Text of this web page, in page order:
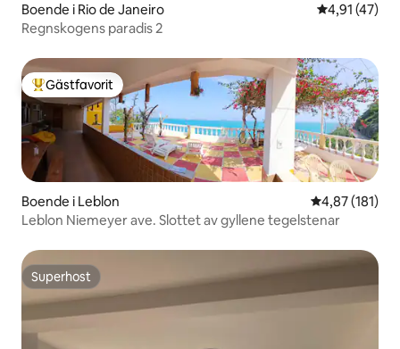
Boende i Rio de Janeiro 4,91 av 5 i
4,91 (47)
Regnskogens paradis 2
Populär gästfavorit
Gästfavorit
Boende i Leblon 4,87 av 5 i
4,87 (181)
Leblon Niemeyer ave. Slottet av gyllene tegelstenar
Superhost
Superhost